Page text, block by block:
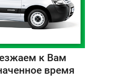
к Вам
время